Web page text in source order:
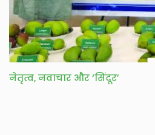
नेतृत्व, नवाचार और ‘सिंदूर’